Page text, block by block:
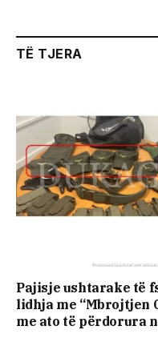
TË TJERA
Pajisje ushtarake të
lidhja me “Mbrojtjen
me ato të përdorura